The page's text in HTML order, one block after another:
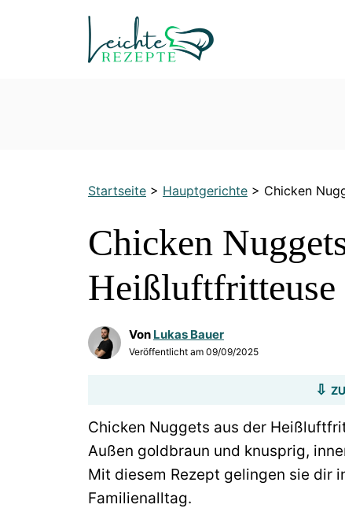
Startseite > Hauptgerichte > Chicken
Chicken
Heißluftfritteuse
Von Lukas Bauer
Veröffentlicht am 09/09/2025
Chicken Nuggets aus der
Außen goldbraun und knusprig,
Mit diesem Rezept gelingen sie dir
Familienalltag.